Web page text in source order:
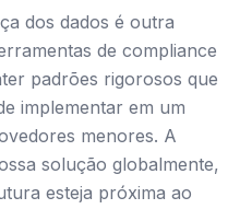
dos dados é outra
de compliance
padrões rigorosos que
implementar em um
menores. A
solução globalmente,
esteja próxima ao